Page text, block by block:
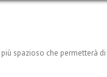
spazioso che permetterà